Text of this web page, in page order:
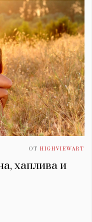
ОТ HIGHVIEWART
хаплива и